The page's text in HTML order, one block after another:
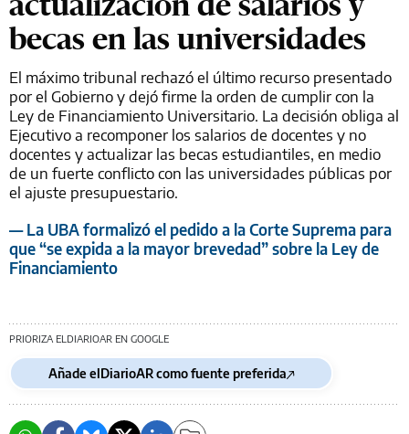
becas en las universidades
El máximo tribunal rechazó el último recurso presentado
por el Gobierno y dejó firme la orden de cumplir con la
Ley de Financiamiento Universitario. La decisión obliga al
Ejecutivo a recomponer los salarios de docentes y no
docentes y actualizar las becas estudiantiles, en medio
de un fuerte conflicto con las universidades públicas por
el ajuste presupuestario.
— La UBA formalizó el pedido a la Corte Suprema para
que “se expida a la mayor brevedad” sobre la Ley de
Financiamiento
PRIORIZA ELDIARIOAR EN GOOGLE
Añade elDiarioAR como fuente preferida